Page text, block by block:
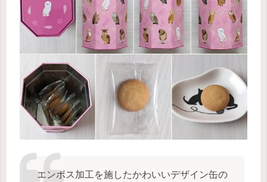
エンボス加工を施したかわいいデザイン缶の